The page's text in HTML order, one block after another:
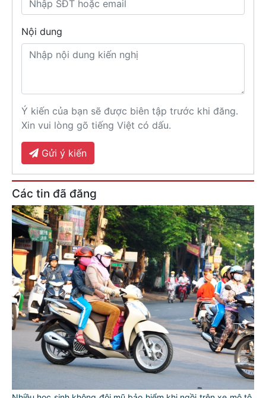
Nội dung
Ý kiến của bạn sẽ được biên tập trước khi đăng.
Xin vui lòng gõ tiếng Việt có dấu.
Gửi ý kiến
Các tin đã đăng